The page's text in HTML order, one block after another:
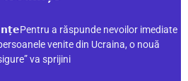
a răspunde nevoilor imediate
venite din Ucraina, o nouă
va sprijini